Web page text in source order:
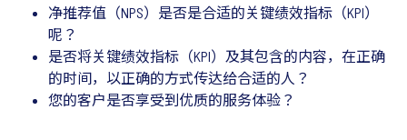
净推荐值（NPS）是否是合适的关键绩效指标（KPI）
呢？
是否将关键绩效指标（KPI）及其包含的内容，在正确
的时间，以正确的方式传达给合适的人？
您的客户是否享受到优质的服务体验？